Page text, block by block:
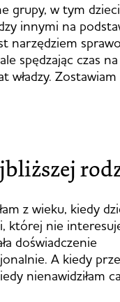
grupy, w tym dzieci
innymi na
narzędziem
spędzając czas na
władzy.
z wieku, kiedy
której nie
doświadczenie
A kiedy
nienawidziłam